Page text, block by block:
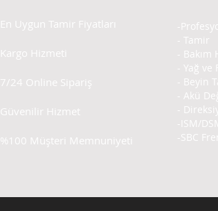
En Uygun Tamir Fiyatları
Kargo Hizmeti
7/24 Online Sipariş
Güvenilir Hizmet
%100 Müşteri Memnuniyeti
-
- Tamir
- Bakım
- Yağ ve
- Beyin
- Akü
-
-ISM/
-SBC